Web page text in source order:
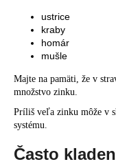
ustrice
kraby
homár
mušle
Majte na pamäti, že v
množstvo zinku.
Príliš veľa zinku môže v
systému.
Často